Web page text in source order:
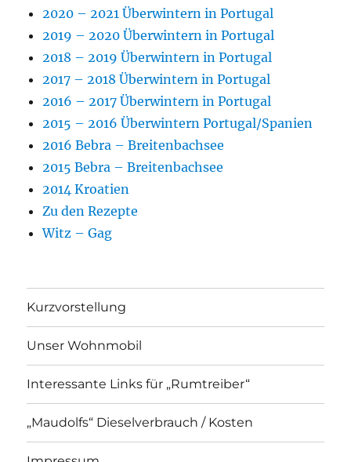
2020 – 2021 Überwintern in Portugal
2019 – 2020 Überwintern in Portugal
2018 – 2019 Überwintern in Portugal
2017 – 2018 Überwintern in Portugal
2016 – 2017 Überwintern in Portugal
2015 – 2016 Überwintern Portugal/Spanien
2016 Bebra – Breitenbachsee
2015 Bebra – Breitenbachsee
2014 Kroatien
Zu den Rezepte
Witz – Gag
Kurzvorstellung
Unser Wohnmobil
Interessante Links für „Rumtreiber“
„Maudolfs“ Dieselverbrauch / Kosten